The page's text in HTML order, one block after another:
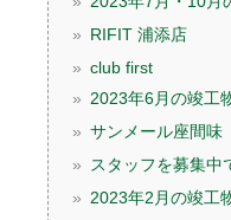
RIFIT 浦添店
club first
2023年6月の竣工
サンメール座間味
スタッフを募集中
2023年2月の竣工